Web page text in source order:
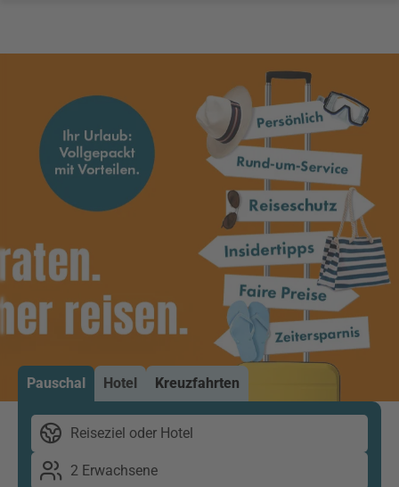
Pauschal Hotel Kreuzfahrten
Reiseziel oder Hotel
2 Erwachsene